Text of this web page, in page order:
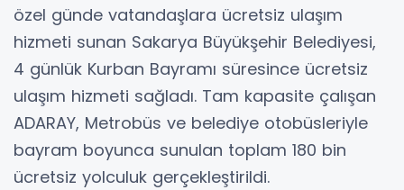
özel günde vatandaşlara ücretsiz ulaşım
hizmeti sunan Sakarya Büyükşehir Belediyesi,
4 günlük Kurban Bayramı süresince ücretsiz
ulaşım hizmeti sağladı. Tam kapasite çalışan
ADARAY, Metrobüs ve belediye otobüsleriyle
bayram boyunca sunulan toplam 180 bin
ücretsiz yolculuk gerçekleştirildi.